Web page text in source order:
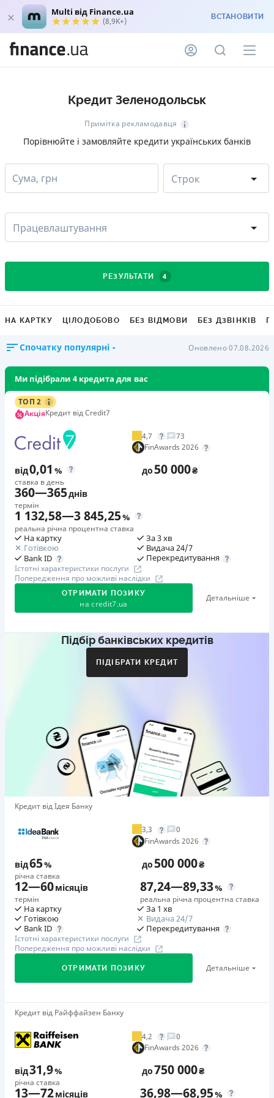
Multi від Finance.ua
(8,9K+) ВСТАНОВИТИ
Кредит Зеленодольськ
Примітка рекламодавця
Порівнюйте і замовляйте кредити українських банків
Сума, грн Строк
Працевлаштування
РЕЗУЛЬТАТИ 4
НА КАРТКУ ЦІЛОДОБОВО БЕЗ ВІДМОВИ БЕЗ ДЗВІНКІВ
Спочатку популярні Оновлено 07.08.2026
Ми підібрали 4 кредита для вас
ТОП 2
АкціяКредит від Credit7
4,7
73
FinAwards 2026
від0,01 %
ставка в день
до50 000₴
360—365днів
термін
1 132,58—3 845,25%
реальна річна процентна ставка
На картку
Готівкою
Bank ID
За 3 хв
Видача 24/7
Перекредитування
Істотні характеристики послуги
Попередження про можливі наслідки
ОТРИМАТИ ПОЗИКУ
на credit7.ua
Детальніше
Акція: «Кешбек за друга»
Коли друг реєструється та отримує перший кредит
Бронзовий призер FinAwards 2026 «Найкраща програма
лояльності»
Перший займ
вiд 0,01%/день до 30 000 ₴
Повторний займ
Додаткова комісія за дострокове погашення
у будь-який момент можна повністю погасити позику без
додаткових плат
Страховка
відсутня
Штрафи
Неустойка за невиконання та/або неналежне виконання
споживачем грошових зобов’язань: штраф у розмірі 75%
від суми невиконаного та/або неналежного виконання
зобов’язання на 2-й день кожного факту такого
невиконання та/або неналежного виконання.
Детальніше читайте на сайті МФО.
Необхідні документи
Паспорт,ІПН
Вік
18 - 65 років
Переваги
Підбір банківських кредитів
ПІДІБРАТИ КРЕДИТ
Кредит від Ідея Банку
3,3
0
FinAwards 2026
від65%
річна ставка
до500 000₴
12—60місяців
термін
87,24—89,33%
реальна річна процентна ставка
На картку
Готівкою
Bank ID
За 1 хв
Видача 24/7
Перекредитування
Істотні характеристики послуги
Попередження про можливі наслідки
ОТРИМАТИ ПОЗИКУ Детальніше
🥇Переможець FinAwards 2026
Переможець FinAwards 2026 «Найкращий кредит
готівкою»
вiд 65%/рік до 500 000 ₴
Додаткова комісія за дострокове погашення
Кредит від Райффайзен Банку
4,2
0
FinAwards 2026
від31,9%
річна ставка
до750 000₴
13—72місяців 36,98—68,95%